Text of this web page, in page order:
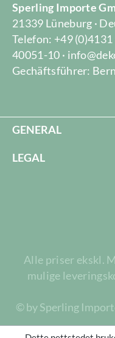
Sperling Importe
21339 Lüneburg ·
Telefon: +49 (0)4131
40051-10 ·
Gechäftsführer:
GENERAL
LEGAL
Alle priser ekskl.
mulige
© by Sperling